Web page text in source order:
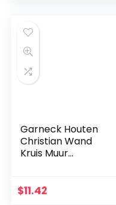
meditatie
geschenk
decoratie
Garneck Houten
Christian Wand
Kruis Muur
Jezus Kruis
$11.42